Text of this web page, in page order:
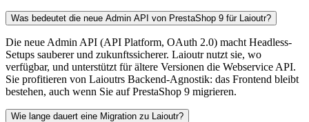
Was bedeutet die neue Admin API von PrestaShop 9 für Laioutr?
Die neue Admin API (API Platform, OAuth 2.0) macht Headless-
Setups sauberer und zukunftssicherer. Laioutr nutzt sie, wo
verfügbar, und unterstützt für ältere Versionen die Webservice API.
Sie profitieren von Laioutrs Backend-Agnostik: das Frontend bleibt
bestehen, auch wenn Sie auf PrestaShop 9 migrieren.
Wie lange dauert eine Migration zu Laioutr?